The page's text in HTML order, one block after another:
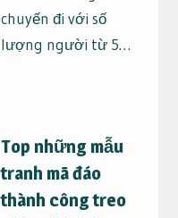
chuyến đi với số
lượng người từ 5…
Top những mẫu
tranh mã đáo
thành công treo